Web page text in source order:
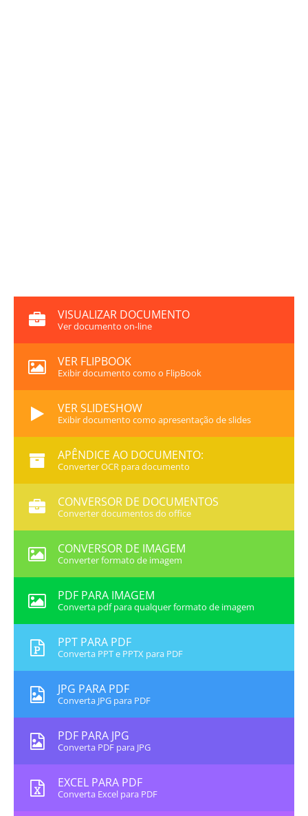
VISUALIZAR DOCUMENTO
Ver documento on-line
VER FLIPBOOK
Exibir documento como o FlipBook
VER SLIDESHOW
Exibir documento como apresentação de slides
APÊNDICE AO DOCUMENTO:
Converter OCR para documento
CONVERSOR DE DOCUMENTOS
Converter documentos do office
CONVERSOR DE IMAGEM
Converter formato de imagem
PDF PARA IMAGEM
Converta pdf para qualquer formato de imagem
PPT PARA PDF
Converta PPT e PPTX para PDF
JPG PARA PDF
Converta JPG para PDF
PDF PARA JPG
Converta PDF para JPG
EXCEL PARA PDF
Converta Excel para PDF